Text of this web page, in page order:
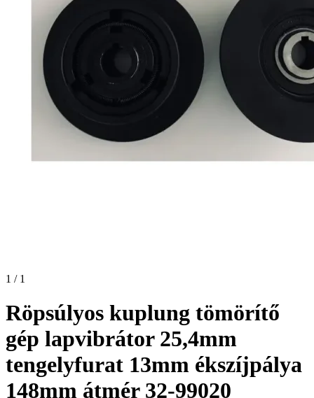
1 / 1
Röpsúlyos kuplung tömörítő
gép lapvibrátor 25,4mm
tengelyfurat 13mm ékszíjpálya
148mm átmér 32-99020